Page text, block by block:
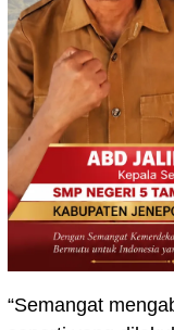
“Semangat